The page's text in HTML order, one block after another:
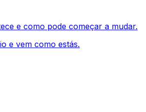
e como pode começar a mudar.
e vem como estás.